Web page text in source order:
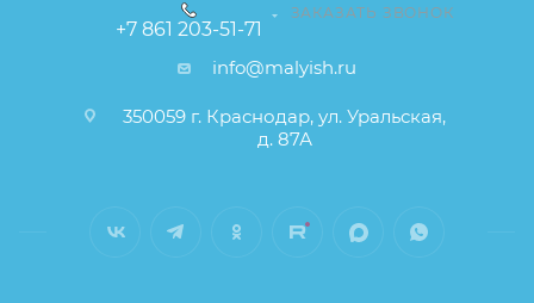
+7 861 203-51-71
ЗАКАЗАТЬ ЗВОНОК
info@malyish.ru
350059 г. Краснодар, ул. Уральская,
д. 87А